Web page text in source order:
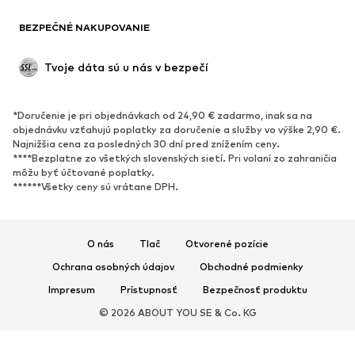
Upcyklácia
Nové
Obľúbené
Tenisky
Členkové čižmy
Topánky na vysokom podpätku
Sandále
Papuče
Exkluzívne
BEZPEČNÉ NAKUPOVANIE
Tvoje dáta sú u nás v bezpečí
*Doručenie je pri objednávkach od 24,90 € zadarmo, inak sa na
objednávku vzťahujú poplatky za doručenie a služby vo výške 2,90 €.
Najnižšia cena za posledných 30 dní pred znížením ceny.
****Bezplatne zo všetkých slovenských sietí. Pri volaní zo zahraničia
môžu byť účtované poplatky.
******Všetky ceny sú vrátane DPH.
O nás Tlač
Otvorené pozície
Ochrana osobných údajov
Obchodné podmienky
Impresum
Prístupnosť
Bezpečnosť produktu
© 2026 ABOUT YOU SE & Co. KG